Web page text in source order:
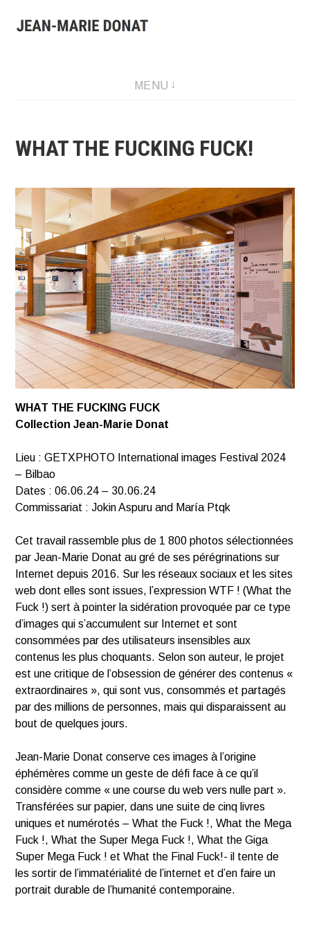
Aller
Presentation of Jean-Marie Donat work: artist, collector and
MENU
WHAT THE FUCKING FUCK!
WHAT THE FUCKING FUCK
Collection Jean-Marie Donat
Lieu : GETXPHOTO International images Festival 2024
– Bilbao
Dates : 06.06.24 – 30.06.24
Commissariat : Jokin Aspuru and María Ptqk
Cet travail rassemble plus de 1 800 photos sélectionnées
par Jean-Marie Donat au gré de ses pérégrinations sur
Internet depuis 2016. Sur les réseaux sociaux et les sites
web dont elles sont issues, l’expression WTF ! (What the
Fuck !) sert à pointer la sidération provoquée par ce type
d’images qui s’accumulent sur Internet et sont
consommées par des utilisateurs insensibles aux
contenus les plus choquants. Selon son auteur, le projet
est une critique de l’obsession de générer des contenus «
extraordinaires », qui sont vus, consommés et partagés
par des millions de personnes, mais qui disparaissent au
bout de quelques jours.
Jean-Marie Donat conserve ces images à l’origine
éphémères comme un geste de défi face à ce qu’il
considère comme « une course du web vers nulle part ».
Transférées sur papier, dans une suite de cinq livres
uniques et numérotés – What the Fuck !, What the Mega
Fuck !, What the Super Mega Fuck !, What the Giga
Super Mega Fuck ! et What the Final Fuck!- il tente de
les sortir de l’immatérialité de l’internet et d’en faire un
portrait durable de l’humanité contemporaine.